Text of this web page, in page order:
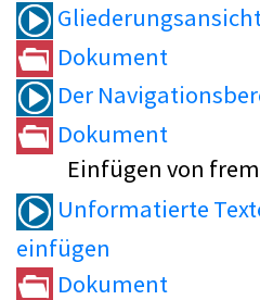
Dokument
Der
Dokument
Einfügen von
Unformatierte
einfügen
Dokument